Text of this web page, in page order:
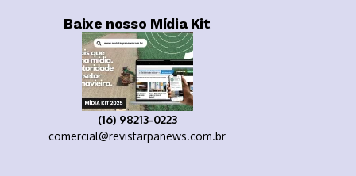
Baixe nosso Mídia Kit
(16) 98213-0223
comercial@revistarpanews.com.br